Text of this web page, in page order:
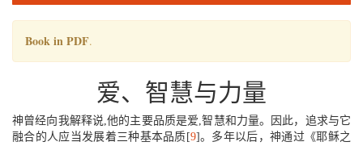
Book in PDF.
爱、智慧与力量
神曾经向我解释说,他的主要品质是爱,智慧和力量。因此，追求与它
融合的人应当发展着三种基本品质[9]。多年以后，神通过《耶稣之